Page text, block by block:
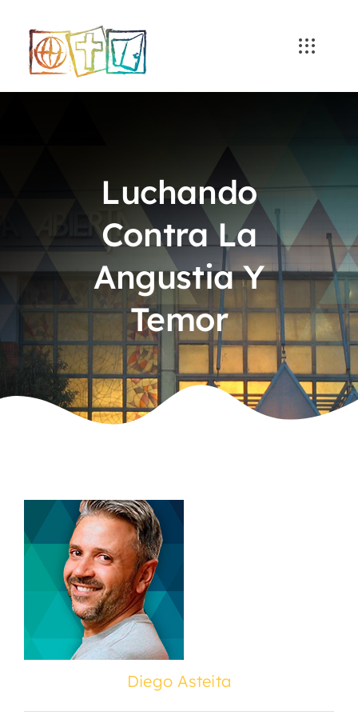
content
Luchando
Contra La
Angustia Y
Temor
Diego Asteita